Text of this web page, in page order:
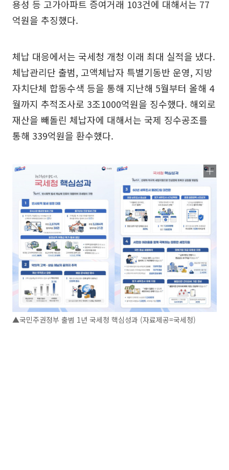
용성 등 고가아파트 증여거래 103건에 대해서는 77
억원을 추징했다.
체납 대응에서는 국세청 개청 이래 최대 실적을 냈다.
체납관리단 출범, 고액체납자 특별기동반 운영, 지방
자치단체 합동수색 등을 통해 지난해 5월부터 올해 4
월까지 추적조사로 3조1000억원을 징수했다. 해외로
재산을 빼돌린 체납자에 대해서는 국제 징수공조를
통해 339억원을 환수했다.
▲국민주권정부 출범 1년 국세청 핵심성과 (자료제공=국세청)